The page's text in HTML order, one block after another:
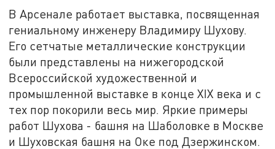
В Арсенале работает выставка, посвященная
гениальному инженеру Владимиру Шухову.
Его сетчатые металлические конструкции
были представлены на нижегородской
Всероссийской художественной и
промышленной выставке в конце XIX века и с
тех пор покорили весь мир. Яркие примеры
работ Шухова - башня на Шаболовке в Москве
и Шуховская башня на Оке под Дзержинском.